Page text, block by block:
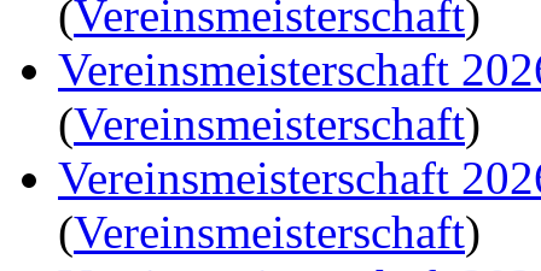
(Vereinsmeisterschaft)
Vereinsmeisterschaft
(Vereinsmeisterschaft)
Vereinsmeisterschaft
(Vereinsmeisterschaft)